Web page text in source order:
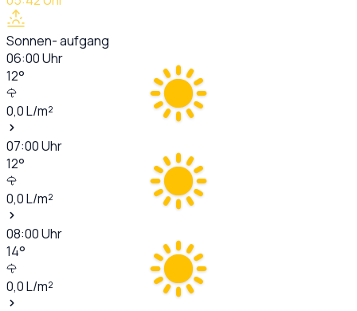
Sonnen- aufgang
06:00Uhr
12°
0,0L/m²
07:00Uhr
12°
0,0L/m²
08:00Uhr
14°
0,0L/m²